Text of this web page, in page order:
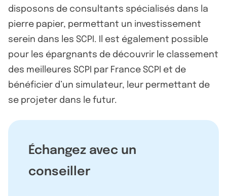
disposons de consultants spécialisés dans la
pierre papier, permettant un investissement
serein dans les SCPI. Il est également possible
pour les épargnants de découvrir le classement
des meilleures SCPI par France SCPI et de
bénéficier d’un simulateur, leur permettant de
se projeter dans le futur.
Échangez avec un
conseiller